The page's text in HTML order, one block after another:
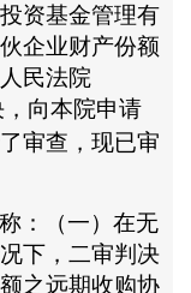
资基金管理有
企业财产份额
民法院
向本院申请
审查，现已审
：（一）在无
下，二审判决
之远期收购协